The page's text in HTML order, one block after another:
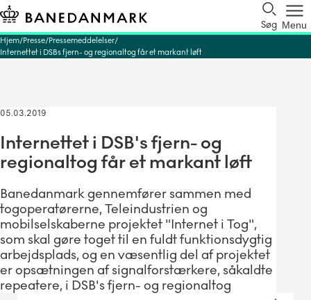
Søg Menu
Hjem Presse Pressemeddelelser
Internettet i DSBs fjern- og regionaltog får et markant løft
05.03.2019
Internettet i DSB's fjern- og
regionaltog får et markant løft
Banedanmark gennemfører sammen med
togoperatørerne, Teleindustrien og
mobilselskaberne projektet "Internet i Tog",
som skal gøre toget til en fuldt funktionsdygtig
arbejdsplads, og en væsentlig del af projektet
er opsætningen af signalforstærkere, såkaldte
repeatere, i DSB's fjern- og regionaltog